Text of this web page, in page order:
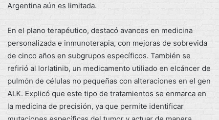
Argentina aún es limitada.
En el plano terapéutico, destacó avances en medicina
personalizada e inmunoterapia, con mejoras de sobrevida
de cinco años en subgrupos específicos. También se
refirió al lorlatinib, un medicamento utiliado en elcáncer de
pulmón de células no pequeñas con alteraciones en el gen
ALK. Explicó que este tipo de tratamientos se enmarca en
la medicina de precisión, ya que permite identificar